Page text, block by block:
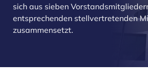
sich aus sieben
entsprechenden stellvertretenden
zusammensetzt.